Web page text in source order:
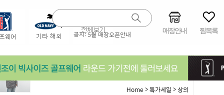
공지:5월 매장오픈안내 매장안내 찜목록
Home>특가세일 >상의